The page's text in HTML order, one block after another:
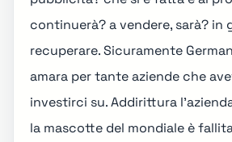
continuerà? a vendere, sarà? in
recuperare. Sicuramente
amara per tante aziende che
investirci su. Addirittura
la mascotte del mondiale è